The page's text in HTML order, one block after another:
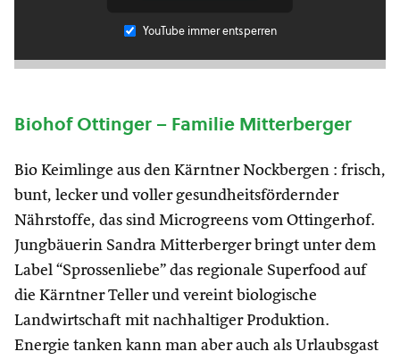
YouTube immer entsperren
Biohof Ottinger – Familie Mitterberger
Bio Keimlinge aus den Kärntner Nockbergen : frisch,
bunt, lecker und voller gesundheitsfördernder
Nährstoffe, das sind Microgreens vom Ottingerhof.
Jungbäuerin Sandra Mitterberger bringt unter dem
Label “Sprossenliebe” das regionale Superfood auf
die Kärntner Teller und vereint biologische
Landwirtschaft mit nachhaltiger Produktion.
Energie tanken kann man aber auch als Urlaubsgast